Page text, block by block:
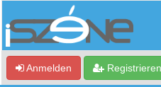
Anmelden Registrieren